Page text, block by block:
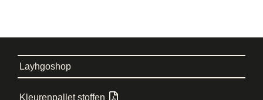
Layhgoshop
Kleurenpallet stoffen